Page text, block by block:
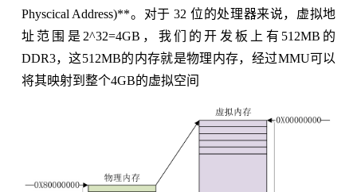
Physcical Address)**。对于 32 位的处理器来说，虚拟地
址范围是2^32=4GB，我们的开发板上有512MB的
DDR3，这512MB的内存就是物理内存，经过MMU可以
将其映射到整个4GB的虚拟空间